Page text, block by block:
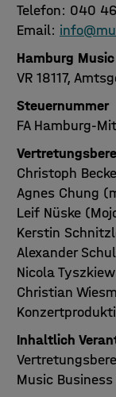
Telefon: 040
Email:
Hamburg
VR 18117,
Steuernummer
FA Hamburg-
Christoph
Agnes Chung
Leif Nüske
Kerstin
Alexander
Nicola
Christian
Inhaltlich
Music Business